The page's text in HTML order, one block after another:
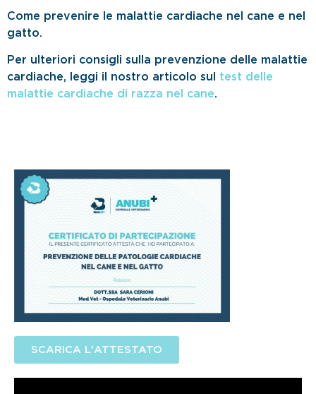
Come prevenire le malattie cardiache nel cane e nel
gatto.
Per ulteriori consigli sulla prevenzione delle malattie
cardiache, leggi il nostro articolo sul test delle
malattie cardiache di razza nel cane.
SCARICA L'ATTESTATO